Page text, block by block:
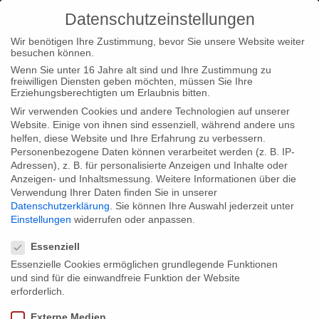
Home Typ|News
“Wadans Welt” auf dem Bergen
International Film Festival
“Wadans Welt” auf dem Bergen
International Film Festival
Wir freuen uns zu verkünden, dass “Wadans Welt” zu dem
diesjährigen Bergen International Film Festival eingeladen
Datenschutzeinstellungen
Wir benötigen Ihre Zustimmung, bevor Sie unsere Website weiter
besuchen können.
Wenn Sie unter 16 Jahre alt sind und Ihre Zustimmung zu
freiwilligen Diensten geben möchten, müssen Sie Ihre
Erziehungsberechtigten um Erlaubnis bitten.
Wir verwenden Cookies und andere Technologien auf unserer
Website. Einige von ihnen sind essenziell, während andere uns
helfen, diese Website und Ihre Erfahrung zu verbessern.
Personenbezogene Daten können verarbeitet werden (z. B. IP-
Adressen), z. B. für personalisierte Anzeigen und Inhalte oder
Anzeigen- und Inhaltsmessung. Weitere Informationen über die
Verwendung Ihrer Daten finden Sie in unserer
Datenschutzerklärung
Sie können Ihre Auswahl jederzeit unter
Einstellungen widerrufen oder anpassen.
Essenziell
Essenzielle Cookies ermöglichen grundlegende Funktionen
und sind für die einwandfreie Funktion der Website
erforderlich.